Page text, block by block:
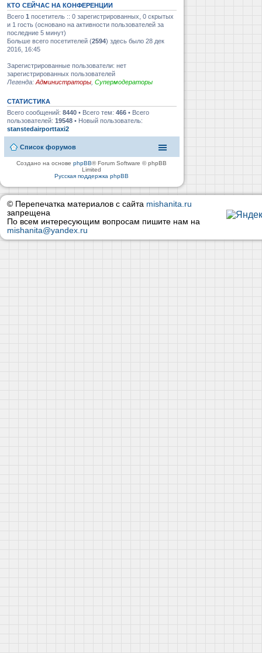
КТО СЕЙЧАС НА КОНФЕРЕНЦИИ
Всего 1 посетитель :: 0 зарегистрированных, 0 скрытых
и 1 гость (основано на активности пользователей за
последние 5 минут)
Больше всего посетителей (2594) здесь было 28 дек
2016, 16:45
Зарегистрированные пользователи: нет
зарегистрированных пользователей
Легенда: Администраторы Супермодераторы
СТАТИСТИКА
Всего сообщений: 8440 • Всего тем: 466 • Всего
пользователей: 19548 • Новый пользователь:
stanstedairporttaxi2
Список форумов
Создано на основеphpBB® Forum Software © phpBB
Limited
Русская поддержка phpBB
© Перепечатка материалов с сайта mishanita.ru
запрещена
По всем интересующим вопросам пишите нам на
mishanita@yandex.ru